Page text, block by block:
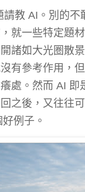
教 AI。別的
就一些特定題
諸如大光圏散
有參考作用，
處。然而 AI
之後，又往往
例子。